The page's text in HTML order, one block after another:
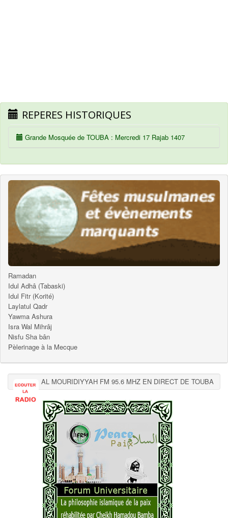
REPERES HISTORIQUES
Grande Mosquée de TOUBA : Mercredi 17 Rajab 1407
Ramadan
Idul Adhâ (Tabaski)
Idul Fitr (Korité)
Laylatul Qadr
Yawma Ashura
Isra Wal Mihrâj
Nisfu Sha bân
Pèlerinage à la Mecque
AL MOURIDIYYAH FM 95.6 MHZ EN DIRECT DE TOUBA